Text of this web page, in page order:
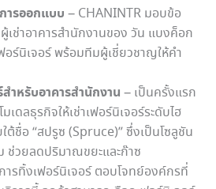
ารออกแบบ – CHANINTR มอบข้อ
เช่าอาคารสำนักงานของ วัน แบงค็อก
ร์นิเจอร์ พร้อมทีมผู้เชี่ยวชาญให้คำ
สำหรับอาคารสำนักงาน – เป็นครั้งแรก
เดลธุรกิจให้เช่าเฟอร์นิเจอร์ระดับไฮ
ต้ชื่อ “สปรูซ (Spruce)” ซึ่งเป็นโซลูชัน
ช่วยลดปริมาณขยะและก๊าซ
ารทิ้งเฟอร์นิเจอร์ ตอบโจทย์องค์กรที่